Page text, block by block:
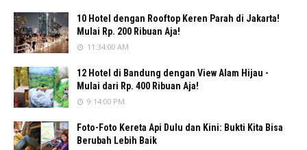
10 Hotel dengan Rooftop Keren Parah di Jakarta!
Mulai Rp. 200 Ribuan Aja!
11:34:00 AM
12 Hotel di Bandung dengan View Alam Hijau -
Mulai dari Rp. 400 Ribuan Aja!
9:14:00 PM
Foto-Foto Kereta Api Dulu dan Kini: Bukti Kita Bisa
Berubah Lebih Baik